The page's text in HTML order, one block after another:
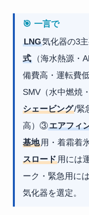
🎯 一言で
LNG気化器の3
式（海水熱源・
備費高・運転費
SMV（水中燃焼・
シェービング/緊
高）③エアフィ
基地用・着霜着
スロード用には
ーク・緊急用に
気化器を選定。